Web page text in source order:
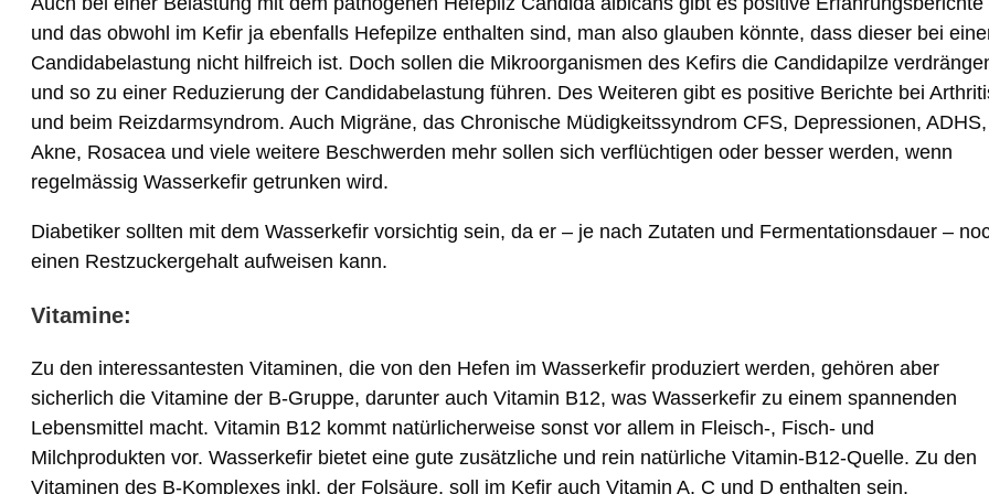
und das obwohl im Kefir ja ebenfalls Hefepilze enthalten sind, man also glauben könnte, dass dieser bei
Candidabelastung nicht hilfreich ist. Doch sollen die Mikroorganismen des Kefirs die Candidapilze
und so zu einer Reduzierung der Candidabelastung führen. Des Weiteren gibt es positive Berichte bei
und beim Reizdarmsyndrom. Auch Migräne, das Chronische Müdigkeitssyndrom CFS, Depressionen, ADHS,
Akne, Rosacea und viele weitere Beschwerden mehr sollen sich verflüchtigen oder besser werden, wenn
regelmässig Wasserkefir getrunken wird.
Diabetiker sollten mit dem Wasserkefir vorsichtig sein, da er – je nach Zutaten und Fermentationsdauer –
einen Restzuckergehalt aufweisen kann.
Vitamine:
Zu den interessantesten Vitaminen, die von den Hefen im Wasserkefir produziert werden, gehören aber
sicherlich die Vitamine der B-Gruppe, darunter auch Vitamin B12, was Wasserkefir zu einem spannenden
Lebensmittel macht. Vitamin B12 kommt natürlicherweise sonst vor allem in Fleisch-, Fisch- und
Milchprodukten vor. Wasserkefir bietet eine gute zusätzliche und rein natürliche Vitamin-B12-Quelle. Zu den
Vitaminen des B-Komplexes inkl. der Folsäure, soll im Kefir auch Vitamin A, C und D enthalten sein.